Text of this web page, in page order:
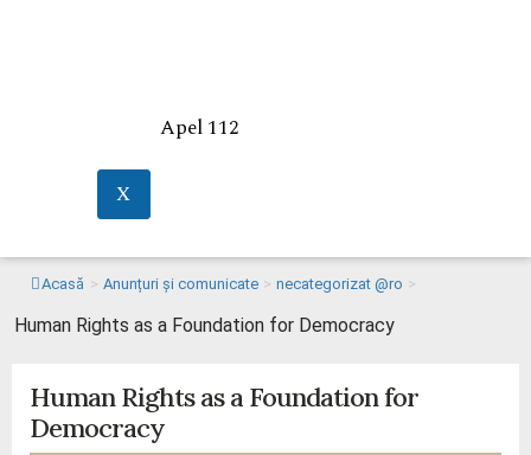
Apel 112
X
Acasă > Anunțuri și comunicate > necategorizat @ro >
Human Rights as a Foundation for Democracy
Human Rights as a Foundation for
Democracy